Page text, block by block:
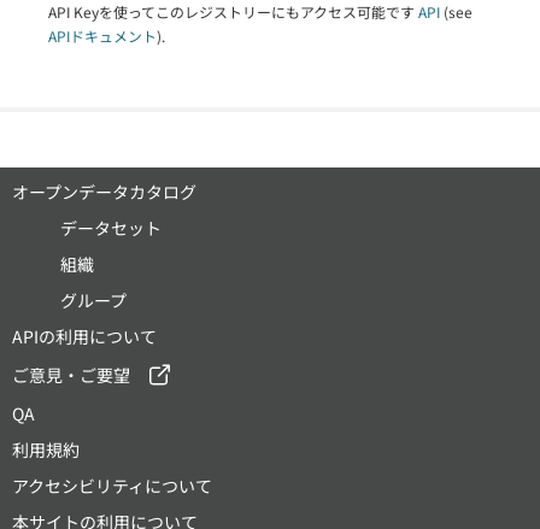
API Keyを使ってこのレジストリーにもアクセス可能です API (see
APIドキュメント).
オープンデータカタログ
データセット
組織
グループ
APIの利用について
ご意見・ご要望
QA
利用規約
アクセシビリティについて
本サイトの利用について